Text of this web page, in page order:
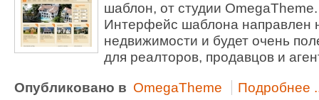
шаблон, от студии OmegaTheme.
Интерфейс шаблона направлен
недвижимости и будет очень
для реалторов, продавцов и
Опубликовано в OmegaTheme Подробнее